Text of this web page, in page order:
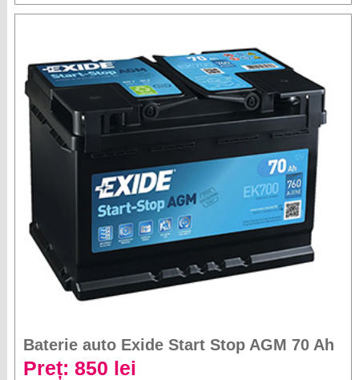
Baterie auto Exide Start Stop AGM 70 Ah
Preț: 850 lei